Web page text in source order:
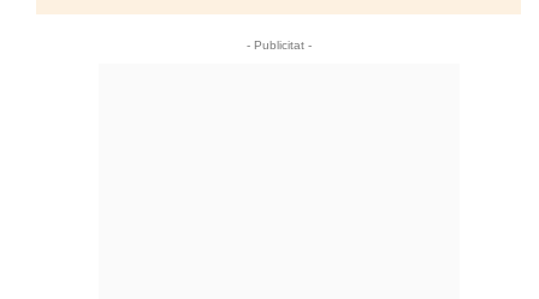
- Publicitat -